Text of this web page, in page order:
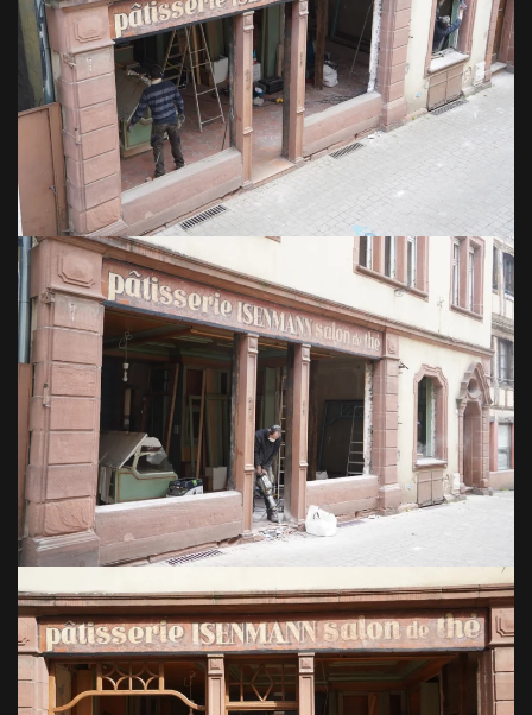
VOIR EN GRAND
VOIR EN GRAND